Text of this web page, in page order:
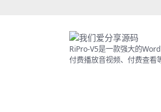
RiPro-V5是一款强大的
付费播放音视频、付费查看